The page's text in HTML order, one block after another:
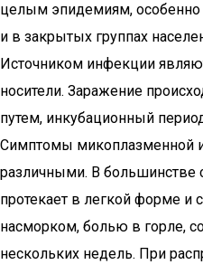
целым эпидемиям, особенно
и в закрытых группах
Источником инфекции
носители. Заражение
путем, инкубационный
Симптомы микоплазменной
различными. В большинстве
протекает в легкой форме и
насморком, болью в горле,
нескольких недель. При